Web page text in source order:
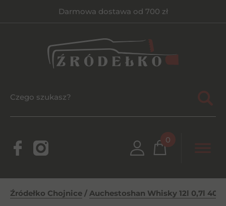
Darmowa dostawa od 700 zł
0
Źródełko Chojnice / Auchestoshan Whisky 12l 0,7l 40%